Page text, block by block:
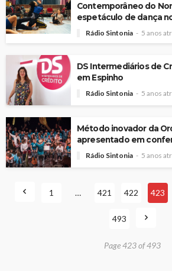
Contemporâneo do
espetáculo de dança
Rádio Sintonia 5 anos
DS Intermediários de
em Espinho
Rádio Sintonia 5 anos
Método inovador da
apresentado em
Rádio Sintonia 5 anos
1 … 421 422 423
493
Page 423 of 493